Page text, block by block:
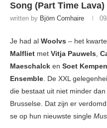
Song (Part Time Lava)
written by Björn Comhaire
Je had al Woolvs – het
Malfliet met Vitja Pauwels,
Maeschalck en Soet
Ensemble. De XXL
die bestaat uit niet minder
Brusselse. Dat zijn er
se op hun nieuwste single